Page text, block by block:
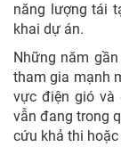
năng lượng tái
khai dự án.
Những năm
tham gia mạnh
vực điện gió và
vẫn đang trong
cứu khả thi